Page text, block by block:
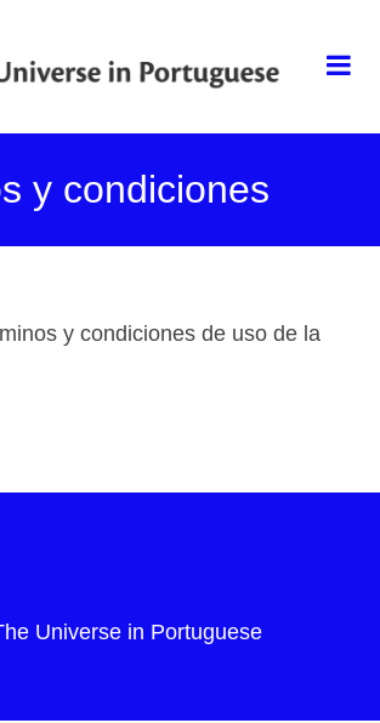
in
y condiciones
y condiciones de uso de la
Universe in Portuguese